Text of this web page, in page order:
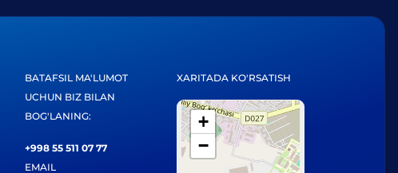
BATAFSIL MA'LUMOT
UCHUN BIZ BILAN
BOG'LANING:
+998 55 511 07 77
EMAIL
XARITADA KO'RSATISH
+
−